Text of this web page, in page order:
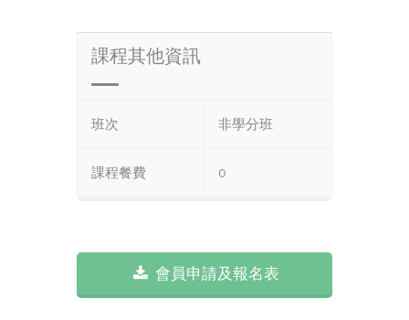
課程其他資訊
班次 非學分班
課程餐費 0
會員申請及報名表